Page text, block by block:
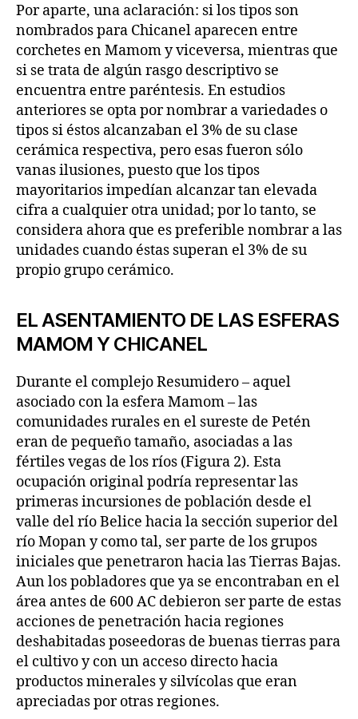
Por aparte, una aclaración: si los tipos son
nombrados para Chicanel aparecen entre
corchetes en Mamom y viceversa, mientras que
si se trata de algún rasgo descriptivo se
encuentra entre paréntesis. En estudios
anteriores se opta por nombrar a variedades o
tipos si éstos alcanzaban el 3% de su clase
cerámica respectiva, pero esas fueron sólo
vanas ilusiones, puesto que los tipos
mayoritarios impedían alcanzar tan elevada
cifra a cualquier otra unidad; por lo tanto, se
considera ahora que es preferible nombrar a las
unidades cuando éstas superan el 3% de su
propio grupo cerámico.
EL ASENTAMIENTO DE LAS ESFERAS
MAMOM Y CHICANEL
Durante el complejo Resumidero – aquel
asociado con la esfera Mamom – las
comunidades rurales en el sureste de Petén
eran de pequeño tamaño, asociadas a las
fértiles vegas de los ríos (Figura 2). Esta
ocupación original podría representar las
primeras incursiones de población desde el
valle del río Belice hacia la sección superior del
río Mopan y como tal, ser parte de los grupos
iniciales que penetraron hacia las Tierras Bajas.
Aun los pobladores que ya se encontraban en el
área antes de 600 AC debieron ser parte de estas
acciones de penetración hacia regiones
deshabitadas poseedoras de buenas tierras para
el cultivo y con un acceso directo hacia
productos minerales y silvícolas que eran
apreciadas por otras regiones.